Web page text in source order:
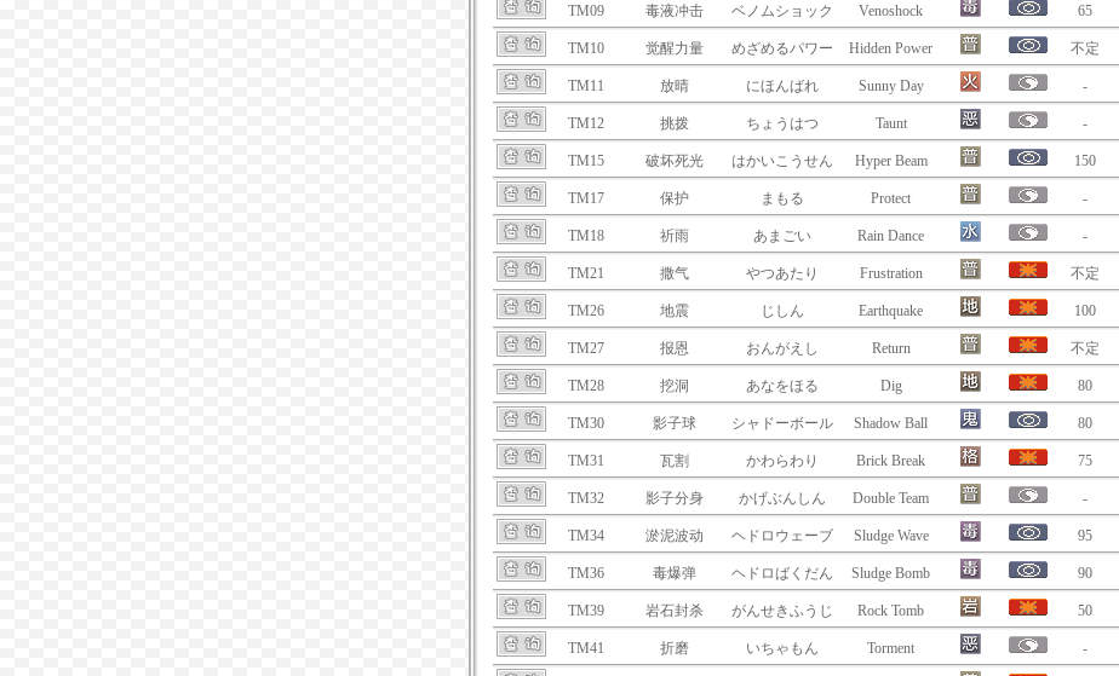
TM09 毒液冲击 ベノムショック Venoshock 65
TM10 觉醒力量 めざめるパワー Hidden Power 不定
TM11 放晴 にほんばれ Sunny Day -
TM12 挑拨 ちょうはつ Taunt -
TM15 破坏死光 はかいこうせん Hyper Beam 150
TM17 保护 まもる Protect -
TM18 祈雨 あまごい Rain Dance -
TM21 撒气 やつあたり Frustration 不定
TM26 地震 じしん Earthquake 100
TM27 报恩 おんがえし Return 不定
TM28 挖洞 あなをほる Dig 80
TM30 影子球 シャドーボール Shadow Ball 80
TM31 瓦割 かわらわり Brick Break 75
TM32 影子分身 かげぶんしん Double Team -
TM34 淤泥波动 ヘドロウェーブ Sludge Wave 95
TM36 毒爆弹 ヘドロばくだん Sludge Bomb 90
TM39 岩石封杀 がんせきふうじ Rock Tomb 50
TM41 折磨 いちゃもん Torment -